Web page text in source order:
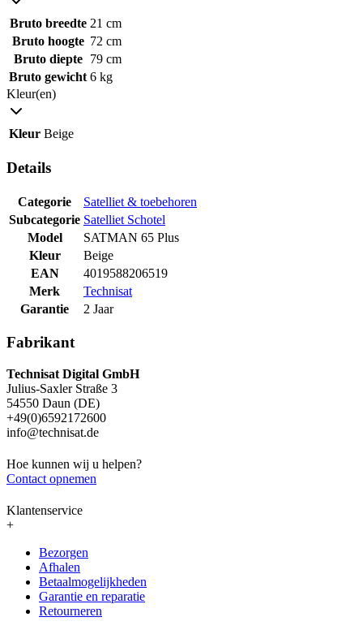
Bruto breedte 21 cm
Bruto hoogte 72 cm
Bruto diepte
79 cm
Bruto gewicht 6 kg
Kleur(en)
Kleur Beige
Details
Categorie
Satelliet & toebehoren
Subcategorie Satelliet Schotel
Model
SATMAN 65 Plus
Kleur
Beige
EAN
4019588206519
Merk
Technisat
Garantie
2 Jaar
Fabrikant
Technisat Digital GmbH
Julius-Saxler Straße 3
54550 Daun (DE)
+49(0)6592172600
info@technisat.de
Hoe kunnen wij u helpen?
Contact opnemen
Klantenservice
+
Bezorgen
Afhalen
Betaalmogelijkheden
Garantie en reparatie
Retourneren